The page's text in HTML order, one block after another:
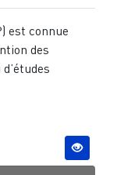
est connue
des